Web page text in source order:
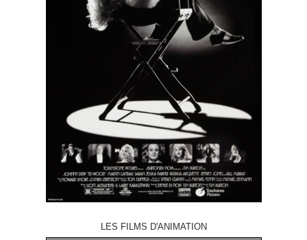
LES FILMS D'ANIMATION